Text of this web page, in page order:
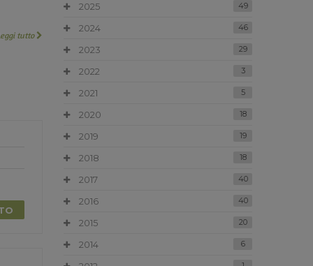
tutto
2025 49
2024 46
2023 29
2022 3
2021 5
2020 18
2019 19
2018 18
2017 40
2016 40
2015 20
2014 6